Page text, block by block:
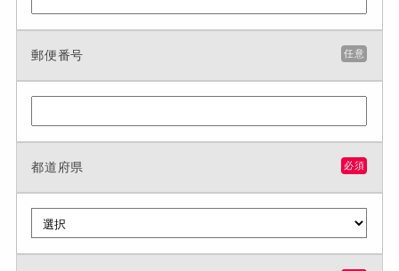
郵便番号 任意
都道府県 必須